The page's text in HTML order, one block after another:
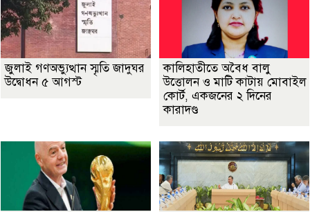
জুলাই গণঅভ্যুত্থান স্মৃতি জাদুঘর
উদ্বোধন ৫ আগস্ট
কালিহাতীতে অবৈধ বালু
উত্তোলন ও মাটি কাটায় মোবাইল
কোর্ট, একজনের ২ দিনের
কারাদণ্ড